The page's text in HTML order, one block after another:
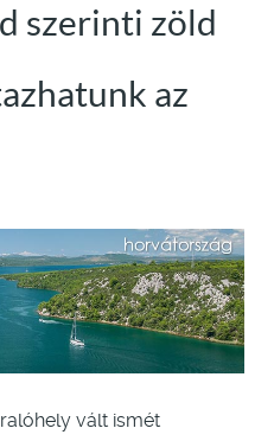
szerinti zöld
az
vált ismét